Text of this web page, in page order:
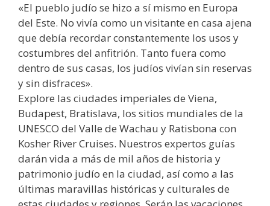
«El pueblo judío se hizo a sí mismo en Europa
del Este. No vivía como un visitante en casa ajena
que debía recordar constantemente los usos y
costumbres del anfitrión. Tanto fuera como
dentro de sus casas, los judíos vivían sin reservas
y sin disfraces».
Explore las ciudades imperiales de Viena,
Budapest, Bratislava, los sitios mundiales de la
UNESCO del Valle de Wachau y Ratisbona con
Kosher River Cruises. Nuestros expertos guías
darán vida a más de mil años de historia y
patrimonio judío en la ciudad, así como a las
últimas maravillas históricas y culturales de